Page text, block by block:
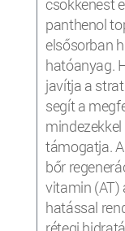
panthenol
elsősorban
hatóanyag.
javítja a
segít a
támogatja.
bőr
vitamin (AT)
hatással